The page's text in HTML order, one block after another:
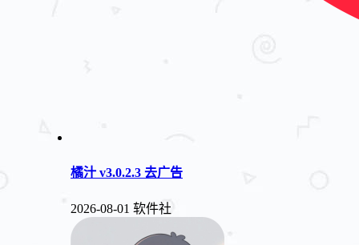
橘汁 v3.0.2.3 去广告
2026-08-01 软件社